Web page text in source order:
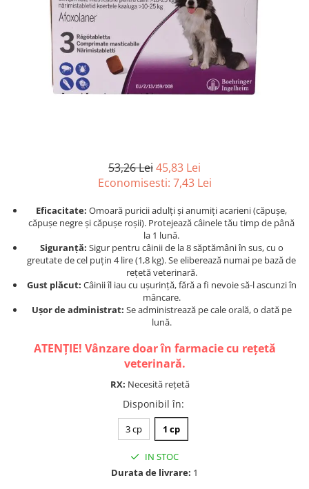
Afecțiuni hepatice
Afecțiuni neurologice
Afecțiuni oftalmice
Afecțiuni oncologice
Afecțiuni otice
Afecțiuni renale și urinare
Hrană umedă
Hrană uscată
Recompense și snack-uri
Igienă
Igienă orală
Afecțiuni hepatice
Afecțiuni neurologice
Afecțiuni oftalmice
Afecțiuni oncologice
Afecțiuni otice
Afecțiuni respiratorii
Hrană umedă
Hrană uscată
Igienă
Așternut Tofu / Nisip
Igienă orală
53,26 Lei45,83 Lei
Economisesti: 7,43 Lei
Eficacitate: Omoară puricii adulți și anumiți acarieni (căpușe,
căpușe negre și căpușe roșii). Protejează câinele tău timp de până
la 1 lună.
Siguranță: Sigur pentru câinii de la 8 săptămâni în sus, cu o
greutate de cel puțin 4 lire (1,8 kg). Se eliberează numai pe bază de
rețetă veterinară.
Gust plăcut: Câinii îl iau cu ușurință, fără a fi nevoie să-l ascunzi în
mâncare.
Ușor de administrat: Se administrează pe cale orală, o dată pe
lună.
ATENȚIE! Vânzare doar în farmacie cu rețetă
veterinară.
RX: Necesită rețetă
Disponibil în:
3 cp 1 cp
IN STOC
Durata de livrare: 1